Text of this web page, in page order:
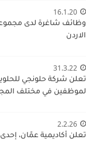
16.1.20
وظائف شاغرة لدى
الاردن
31.3.22
تعلن شركة حلونجي
لموظفين في مختلف
2.2.26
تعلن أكاديمية عمّان،